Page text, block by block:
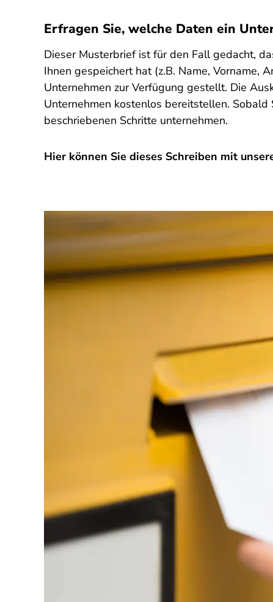
Erfragen Sie, welche Daten ein
Dieser Musterbrief ist für den Fall gedacht,
Ihnen gespeichert hat (z.B. Name, Vorname,
Unternehmen zur Verfügung gestellt. Die
Unternehmen kostenlos bereitstellen.
beschriebenen Schritte unternehmen.
Hier können Sie dieses Schreiben mit